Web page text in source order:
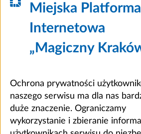
Miejska Platforma
Internetowa
„Magiczny
Ochrona prywatności
naszego serwisu ma dla nas
duże znaczenie. Ograniczamy
wykorzystanie i zbieranie